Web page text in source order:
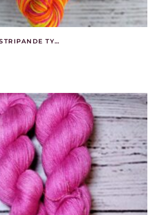
LIGHTNING SJØVSTRIPANDE TYNN SOKK